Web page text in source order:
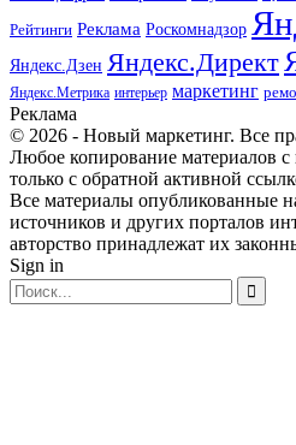
Рейтинги Реклама Роскомнадзор
Яндекс.Дзен Яндекс.Директ
Яндекс.Метрика интерьер маркетинг
Реклама
© 2026 - Новый маркетинг. Все
Любое копирование материалов с
только с обратной активной
Все материалы опубликованные
источников и других порталов
авторство принадлежат их
Sign in